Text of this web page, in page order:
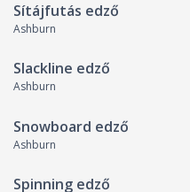
Sítájfutás edző
Ashburn
Slackline edző
Ashburn
Snowboard edző
Ashburn
Spinning edző